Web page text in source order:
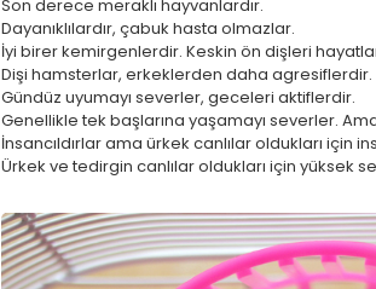
Son derece meraklı hayvanlardır.
Dayanıklılardır, çabuk hasta olmazlar.
İyi birer kemirgenlerdir. Keskin ön dişleri
Dişi hamsterlar, erkeklerden daha agresiflerdir.
Gündüz uyumayı severler, geceleri aktiflerdir.
Genellikle tek başlarına yaşamayı severler.
İnsancıldırlar ama ürkek canlılar oldukları için
Ürkek ve tedirgin canlılar oldukları için yüksek